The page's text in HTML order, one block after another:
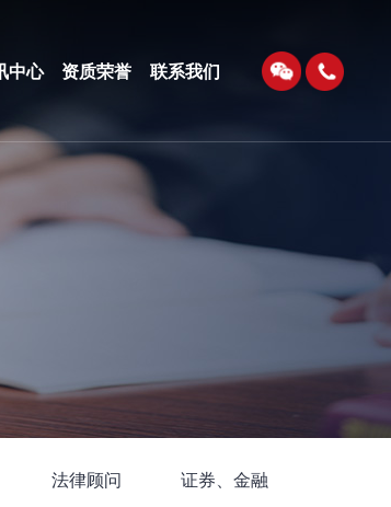
中心 资质荣誉 联系我们
法律顾问 证券、金融